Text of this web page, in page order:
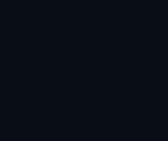
Central Monitoramento
te atender com qualidade,